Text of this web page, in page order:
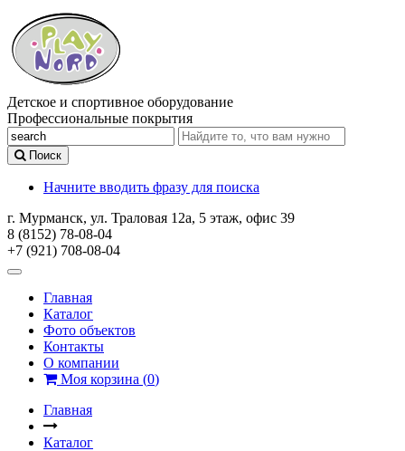
Детское и спортивное оборудование
Профессиональные покрытия
Поиск
Начните вводить фразу для поиска
г. Мурманск, ул. Траловая 12а, 5 этаж, офис 39
8 (8152) 78-08-04
+7 (921) 708-08-04
Главная
Каталог
Фото объектов
Контакты
О компании
Моя корзина (0)
Главная
Каталог